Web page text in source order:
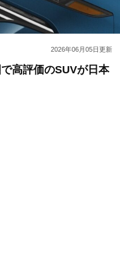
2026年06月05日更新
高評価のSUVが日本